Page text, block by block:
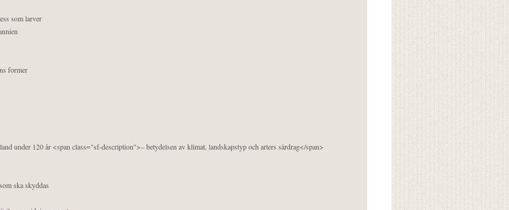
som larver
former
under 120 år <span class="sf-description">– betydelsen av klimat, landskapstyp och arters särdrag</span>
ska skyddas